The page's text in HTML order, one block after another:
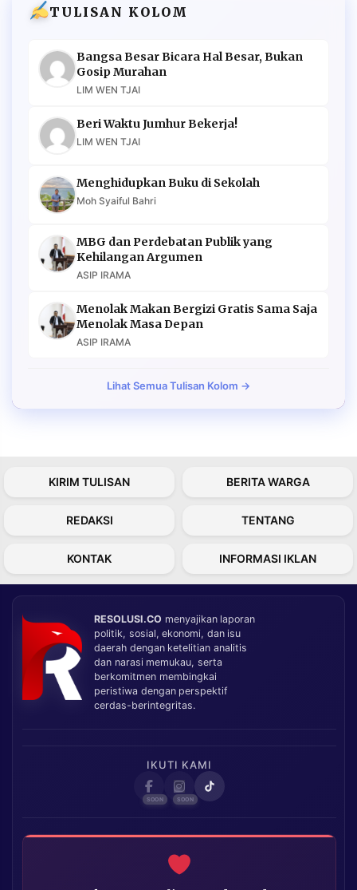
TULISAN KOLOM
Bangsa Besar Bicara Hal Besar, Bukan
Gosip Murahan
LIM WEN TJAI
Beri Waktu Jumhur Bekerja!
LIM WEN TJAI
Menghidupkan Buku di Sekolah
Moh Syaiful Bahri
MBG dan Perdebatan Publik yang
Kehilangan Argumen
ASIP IRAMA
Menolak Makan Bergizi Gratis Sama Saja
Menolak Masa Depan
ASIP IRAMA
Lihat Semua Tulisan Kolom →
KIRIM TULISAN BERITA WARGA
REDAKSI TENTANG
KONTAK INFORMASI IKLAN
RESOLUSI.CO menyajikan laporan
politik, sosial, ekonomi, dan isu
daerah dengan ketelitian analitis
dan narasi memukau, serta
berkomitmen membingkai
peristiwa dengan perspektif
cerdas-berintegritas.
IKUTI KAMI